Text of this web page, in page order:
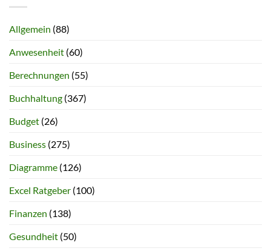
Allgemein (88)
Anwesenheit (60)
Berechnungen (55)
Buchhaltung (367)
Budget (26)
Business (275)
Diagramme (126)
Excel Ratgeber (100)
Finanzen (138)
Gesundheit (50)